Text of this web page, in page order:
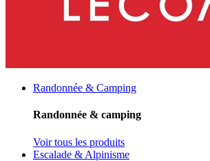
Randonnée & Camping
Randonnée & camping
Voir tous les produits
Escalade & Alpinisme